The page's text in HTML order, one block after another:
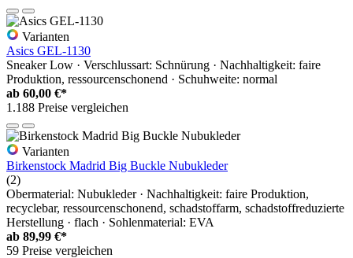
Varianten
Asics GEL-1130
Sneaker Low · Verschlussart: Schnürung · Nachhaltigkeit: faire
Produktion, ressourcenschonend · Schuhweite: normal
ab 60,00 €*
1.188 Preise vergleichen
Varianten
Birkenstock Madrid Big Buckle Nubukleder
(2)
Obermaterial: Nubukleder · Nachhaltigkeit: faire Produktion,
recyclebar, ressourcenschonend, schadstoffarm, schadstoffreduzierte
Herstellung · flach · Sohlenmaterial: EVA
ab 89,99 €*
59 Preise vergleichen